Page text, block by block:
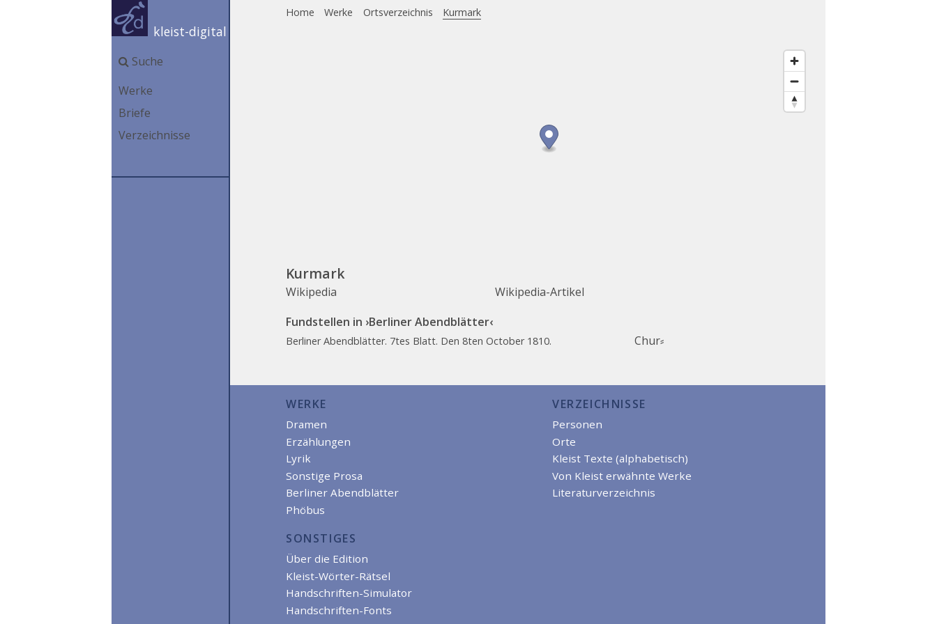
kleist-digital
Suche
Werke
Briefe
Verzeichnisse
Home Werke Ortsverzeichnis Kurmark
Kurmark
Wikipedia
Wikipedia-Artikel
Fundstellen in ›Berliner Abendblätter‹
Berliner Abendblätter. 7tes Blatt. Den 8ten October 1810. Chur⸗
WERKE
Dramen
Erzählungen
Lyrik
Sonstige Prosa
Berliner Abendblätter
Phöbus
VERZEICHNISSE
Personen
Orte
Kleist Texte (alphabetisch)
Von Kleist erwähnte Werke
Literaturverzeichnis
SONSTIGES
Über die Edition
Kleist-Wörter-Rätsel
Handschriften-Simulator
Handschriften-Fonts